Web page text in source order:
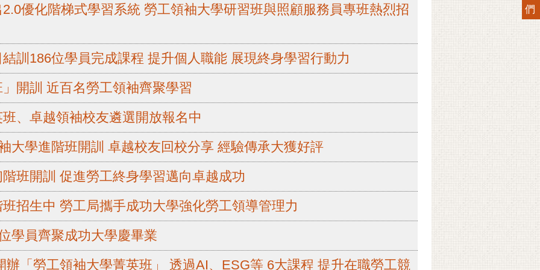
優化階梯式學習系統 勞工領袖大學研習班與照顧服務員專班熱烈招
訓186位學員完成課程 提升個人職能 展現終身學習行動力
開訓 近百名勞工領袖齊聚學習
、卓越領袖校友遴選開放報名中
大學進階班開訓 卓越校友回校分享 經驗傳承大獲好評
班開訓 促進勞工終身學習邁向卓越成功
招生中 勞工局攜手成功大學強化勞工領導管理力
學員齊聚成功大學慶畢業
辦「勞工領袖大學菁英班」 透過AI、ESG等 6大課程 提升在職勞工競
們